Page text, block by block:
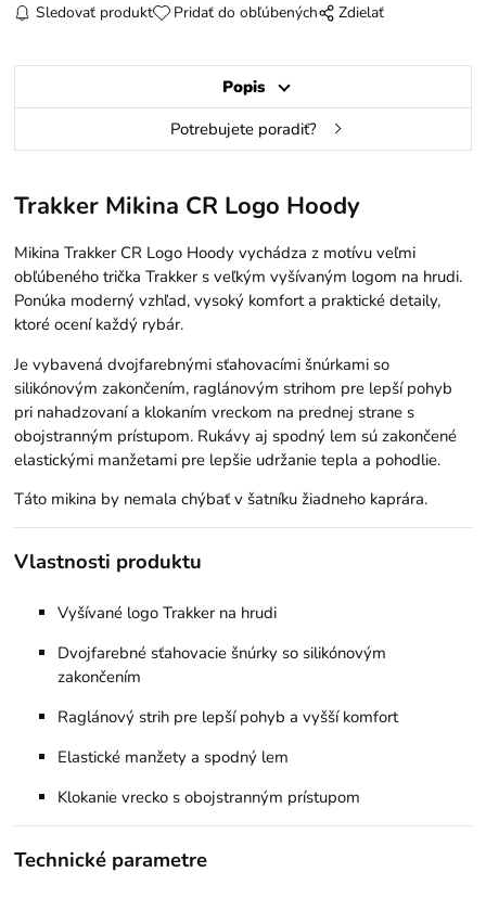
Sledovať produkt Pridať do obľúbených Zdielať
Popis
Potrebujete poradiť?
Trakker Mikina CR Logo Hoody
Mikina Trakker CR Logo Hoody vychádza z motívu veľmi
obľúbeného trička Trakker s veľkým vyšívaným logom na hrudi.
Ponúka moderný vzhľad, vysoký komfort a praktické detaily,
ktoré ocení každý rybár.
Je vybavená dvojfarebnými sťahovacími šnúrkami so
silikónovým zakončením, raglánovým strihom pre lepší pohyb
pri nahadzovaní a klokaním vreckom na prednej strane s
obojstranným prístupom. Rukávy aj spodný lem sú zakončené
elastickými manžetami pre lepšie udržanie tepla a pohodlie.
Táto mikina by nemala chýbať v šatníku žiadneho kaprára.
Vlastnosti produktu
Vyšívané logo Trakker na hrudi
Dvojfarebné sťahovacie šnúrky so silikónovým
zakončením
Raglánový strih pre lepší pohyb a vyšší komfort
Elastické manžety a spodný lem
Klokanie vrecko s obojstranným prístupom
Technické parametre